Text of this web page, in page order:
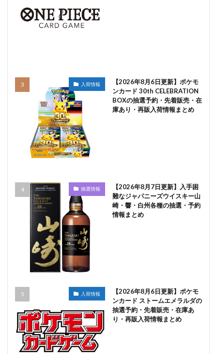
入荷情報
【2026年8月6日更新】ポケモ
ンカード 30th CELEBRATION
BOXの抽選予約・先着販売・在
庫あり・再販入荷情報まとめ
抽選情報
【2026年8月7日更新】入手困
難なジャパニーズウイスキー山
崎・響・白州各種の抽選・予約
情報まとめ
入荷情報
【2026年8月6日更新】ポケモ
ンカード ストームエメラルダの
抽選予約・先着販売・在庫あ
り・再販入荷情報まとめ